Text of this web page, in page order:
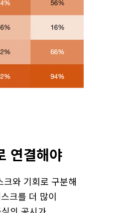
연결해야
와 기회로 구분해
크를 더 많이